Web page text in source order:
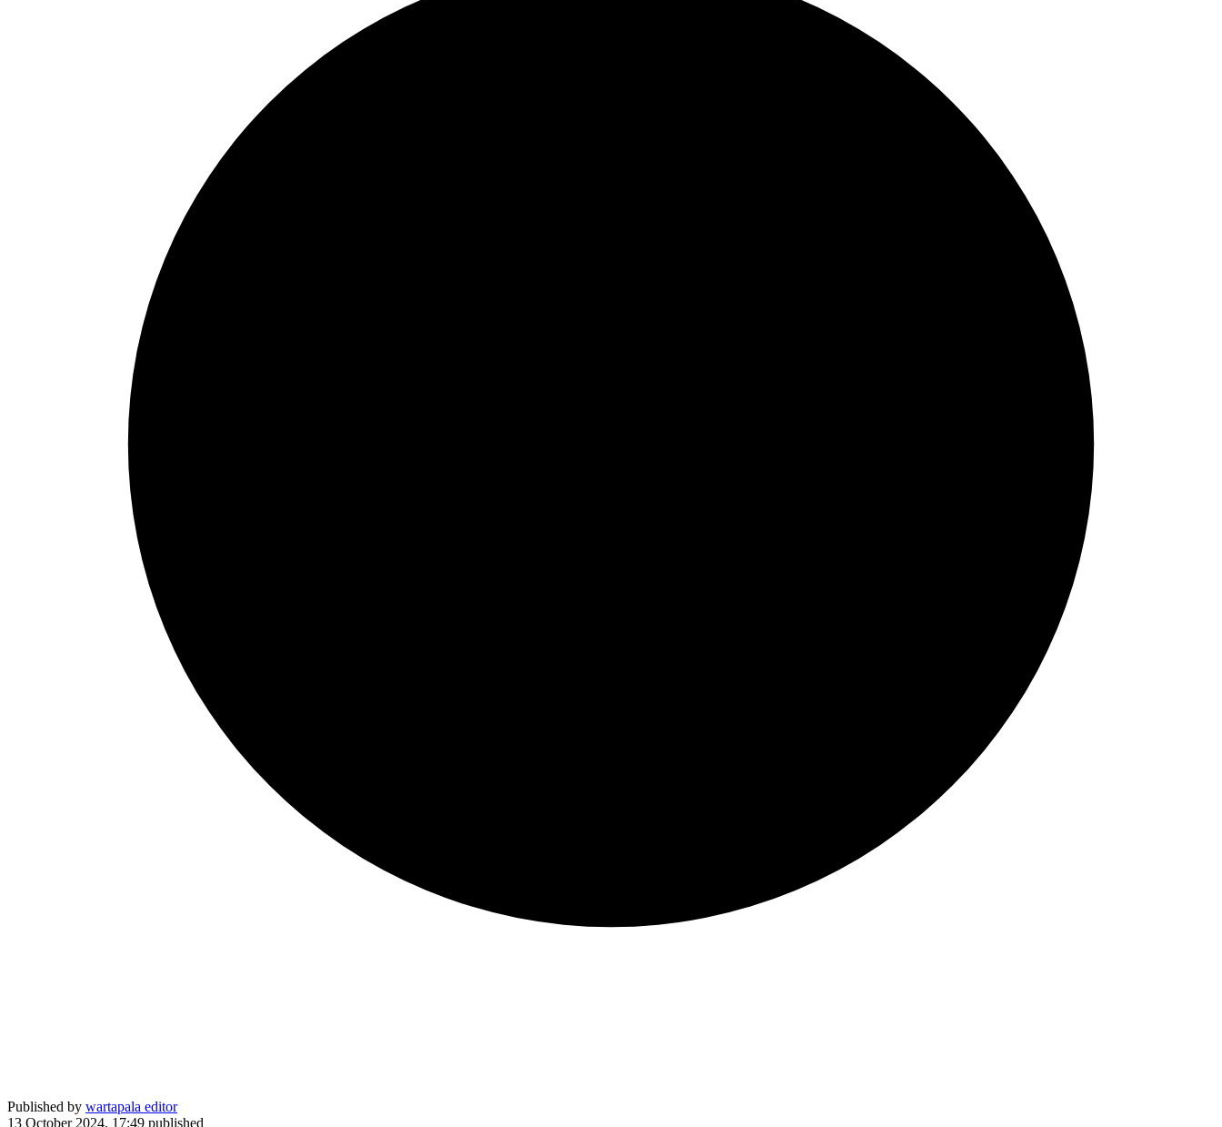
Published by wartapala editor
13 October 2024, 17:49 published